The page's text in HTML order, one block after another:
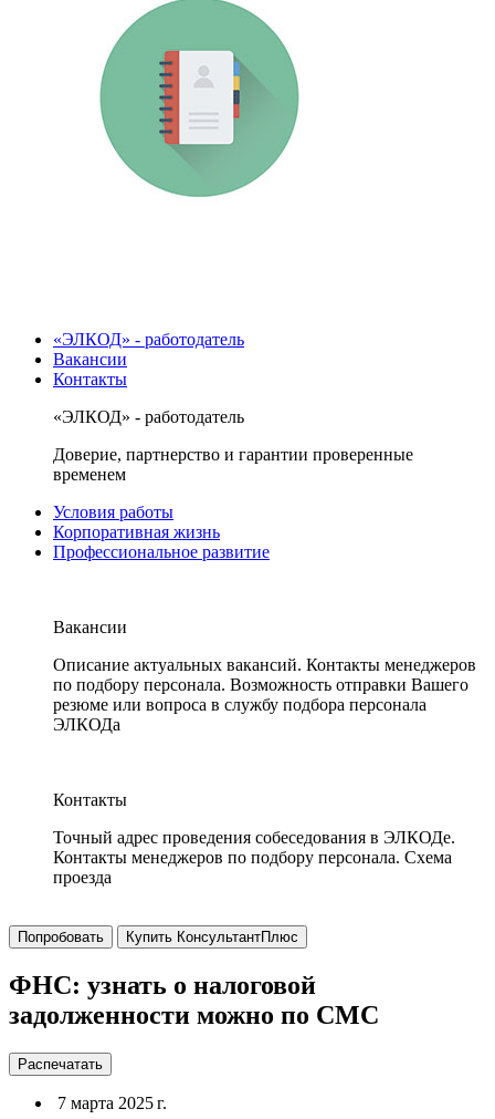
«ЭЛКОД» - работодатель
Вакансии
Контакты
«ЭЛКОД» - работодатель
Доверие, партнерство и гарантии проверенные
временем
Условия работы
Корпоративная жизнь
Профессиональное развитие
Вакансии
Описание актуальных вакансий. Контакты менеджеров
по подбору персонала. Возможность отправки Вашего
резюме или вопроса в службу подбора персонала
ЭЛКОДа
Контакты
Точный адрес проведения собеседования в ЭЛКОДе.
Контакты менеджеров по подбору персонала. Схема
проезда
Попробовать Купить КонсультантПлюс
ФНС: узнать о налоговой
задолженности можно по СМС
Распечатать
7 марта 2025 г.